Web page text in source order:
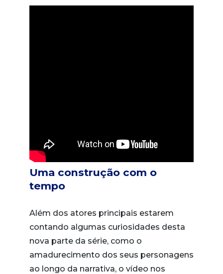
Uma construção com o
tempo
Além dos atores principais estarem
contando algumas curiosidades desta
nova parte da série, como o
amadurecimento dos seus personagens
ao longo da narrativa, o vídeo nos